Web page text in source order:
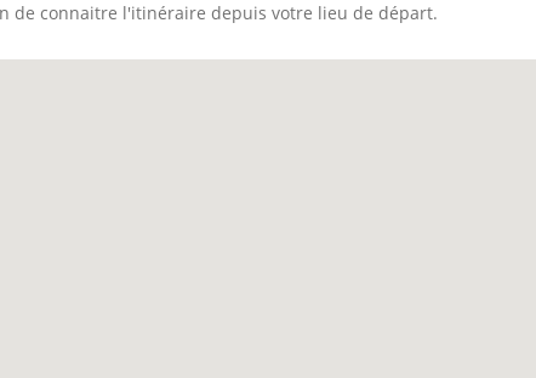
de connaitre l'itinéraire depuis votre lieu de départ.